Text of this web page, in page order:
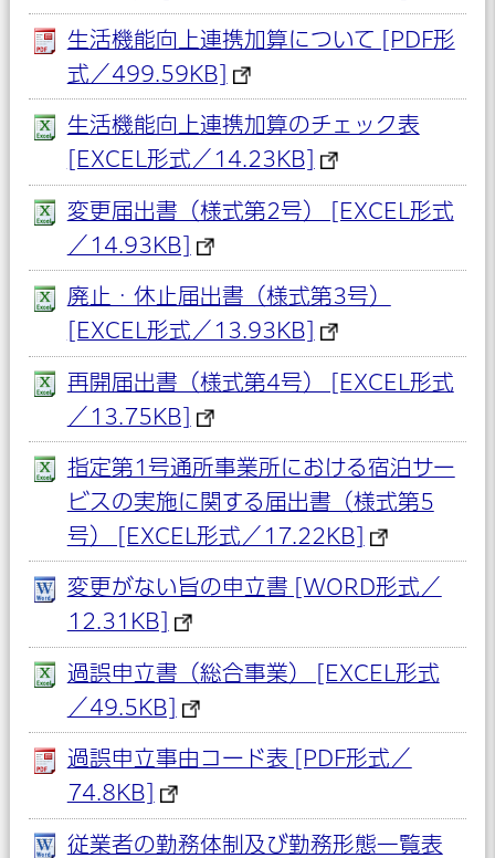
生活機能向上連携加算について [PDF形
式／499.59KB]
生活機能向上連携加算のチェック表
[EXCEL形式／14.23KB]
変更届出書（様式第2号） [EXCEL形式
／14.93KB]
廃止・休止届出書（様式第3号）
[EXCEL形式／13.93KB]
再開届出書（様式第4号） [EXCEL形式
／13.75KB]
指定第1号通所事業所における宿泊サー
ビスの実施に関する届出書（様式第5
号） [EXCEL形式／17.22KB]
変更がない旨の申立書 [WORD形式／
12.31KB]
過誤申立書（総合事業） [EXCEL形式
／49.5KB]
過誤申立事由コード表 [PDF形式／
74.8KB]
従業者の勤務体制及び勤務形態一覧表